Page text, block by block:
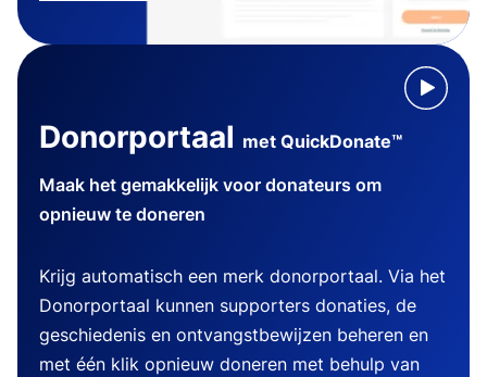
Donorportaal met QuickDonate™
Maak het gemakkelijk voor donateurs om
opnieuw te doneren
Krijg automatisch een merk donorportaal. Via het
Donorportaal kunnen supporters donaties, de
geschiedenis en ontvangstbewijzen beheren en
met één klik opnieuw doneren met behulp van